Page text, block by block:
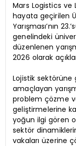
Mars Logistics ve
hayata geçirilen
Yarışması’nın
genelindeki
düzenlenen
2026 olarak
Lojistik sektörüne
amaçlayan
problem çözme
geliştirmelerine
yoğun ilgi gören
sektör
vakaları üzerine